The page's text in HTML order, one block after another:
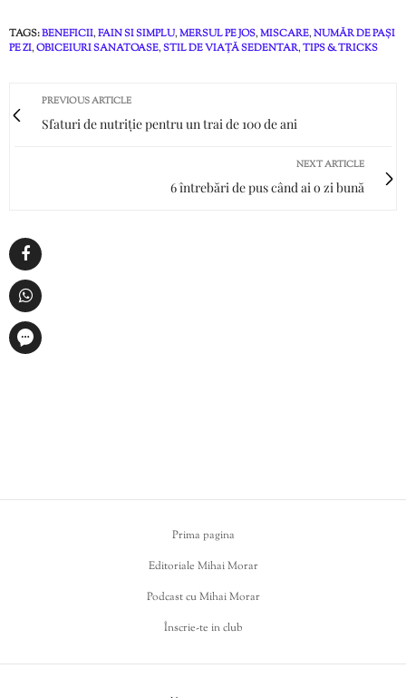
TAGS:BENEFICII,FAIN SI SIMPLU,MERSUL PE JOS,MISCARE,NUMĂR DE PAȘI
PE ZI,OBICEIURI SANATOASE,STIL DE VIAȚĂ SEDENTAR,TIPS & TRICKS
PREVIOUS ARTICLE
Sfaturi de nutriție pentru un trai de 100 de ani
NEXT ARTICLE
6 întrebări de pus când ai o zi bună
Prima pagina
Editoriale Mihai Morar
Podcast cu Mihai Morar
Înscrie-te in club